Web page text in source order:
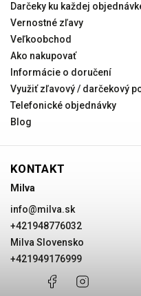
Darčeky ku každej
Vernostné zľavy
Veľkoobchod
Ako nakupovať
Informácie o doručení
Využiť zľavový / darčekový
Telefonické objednávky
Blog
KONTAKT
Milva
info@milva.sk
+421948776032
Milva Slovensko
+421949176999
+421948776032
Facebook